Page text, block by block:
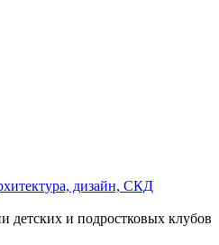
дизайн, СКД
детских и подростковых клубов